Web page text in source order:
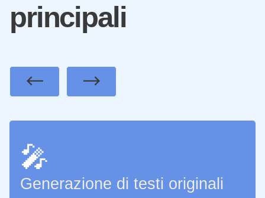
principali
🎤
Generazione di testi originali
PreviousNext